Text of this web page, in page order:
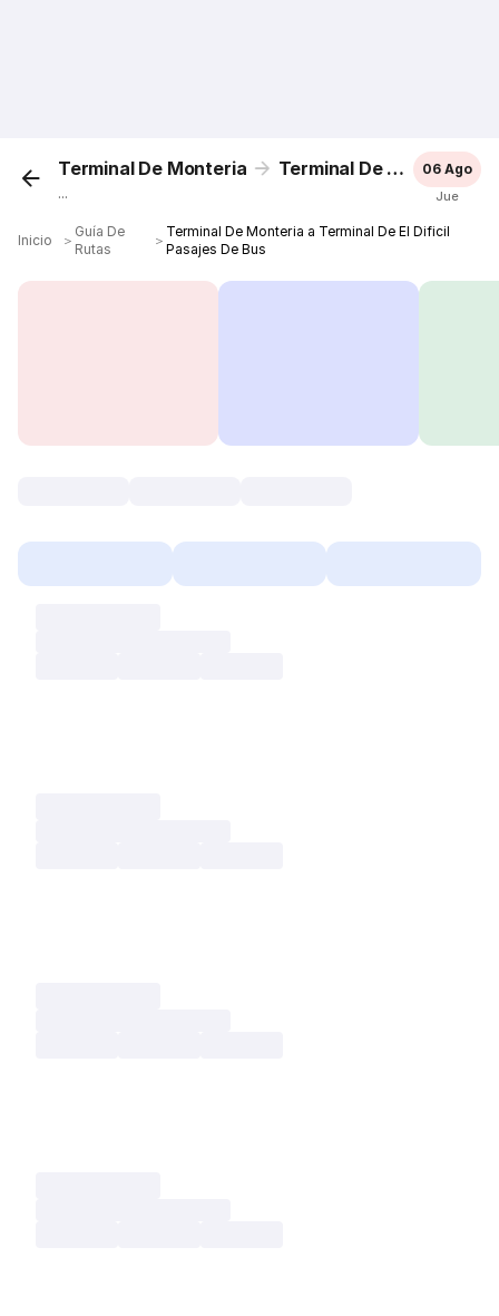
Terminal De Monteria Terminal De El Dificil
...
06 Ago
Jue
Inicio ＞
Guía De
Rutas
＞
Terminal De Monteria a Terminal De El Dificil
Pasajes De Bus